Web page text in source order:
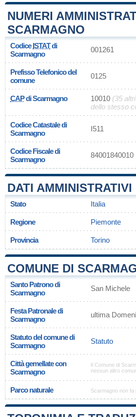
NUMERI
SCARMAGNO
CodiceISTATdi
Scarmagno
001261
Prefisso Telefonico del
comune
0125
CAPdi Scarmagno 10010 (35
dello stesso
Codice Catastale di
Scarmagno
I511
Codice Fiscale di
Scarmagno
84001840010
DATI AMMINISTRATIVI
Stato Italia
Regione Piemonte
Provincia Torino
COMUNE DI
Santo Patrono di
Scarmagno
San Michele
Festa Patronale di
Scarmagno
ultima
Statuto del comune di
Scarmagno
Statuto
Città gemellate con
Scarmagno
Il Comune di
nessun altro
Parco naturale Scarmagno non fa